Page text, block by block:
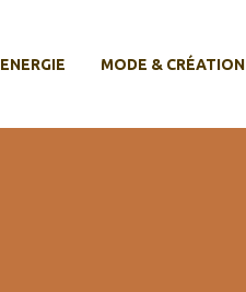
ENERGIE MODE & CRÉATION